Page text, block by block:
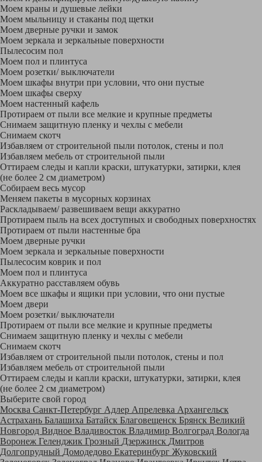
Моем краны и душевые лейки
Моем мыльницу и стаканы под щетки
Моем дверные ручки и замок
Моем зеркала и зеркальные поверхности
Пылесосим пол
Моем пол и плинтуса
Моем розетки/ выключатели
Моем шкафы внутри при условии, что они пустые
Моем шкафы сверху
Моем настенный кафель
Протираем от пыли все мелкие и крупные предметы
Снимаем защитную пленку и чехлы с мебели
Снимаем скотч
Избавляем от строительной пыли потолок, стены и пол
Избавляем мебель от строительной пыли
Оттираем следы и капли краски, штукатурки, затирки, клея
(не более 2 см диаметром)
Собираем весь мусор
Меняем пакеты в мусорных корзинах
Раскладываем/ развешиваем вещи аккуратно
Протираем пыль на всех доступных и свободных поверхностях
Протираем от пыли настенные бра
Моем дверные ручки
Моем зеркала и зеркальные поверхности
Пылесосим коврик и пол
Моем пол и плинтуса
Аккуратно расставляем обувь
Моем все шкафы и ящики при условии, что они пустые
Моем двери
Моем розетки/ выключатели
Протираем от пыли все мелкие и крупные предметы
Снимаем защитную пленку и чехлы с мебели
Снимаем скотч
Избавляем от строительной пыли потолок, стены и пол
Избавляем мебель от строительной пыли
Оттираем следы и капли краски, штукатурки, затирки, клея
(не более 2 см диаметром)
Выберите свой город
Москва Санкт-Петербург Адлер Апрелевка Архангельск
Астрахань Балашиха Батайск Благовещенск Брянск Великий
Новгород Видное Владивосток Владимир Волгоград Вологда
Воронеж Геленджик Грозный Дзержинск Дмитров
Долгопрудный Домодедово Екатеринбург Жуковский